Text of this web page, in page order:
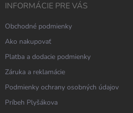
INFORMÁCIE PRE VÁS
Obchodné podmienky
Ako nakupovať
Platba a dodacie podmienky
Záruka a reklamácie
Podmienky ochrany osobných údajov
Príbeh Plyšákova